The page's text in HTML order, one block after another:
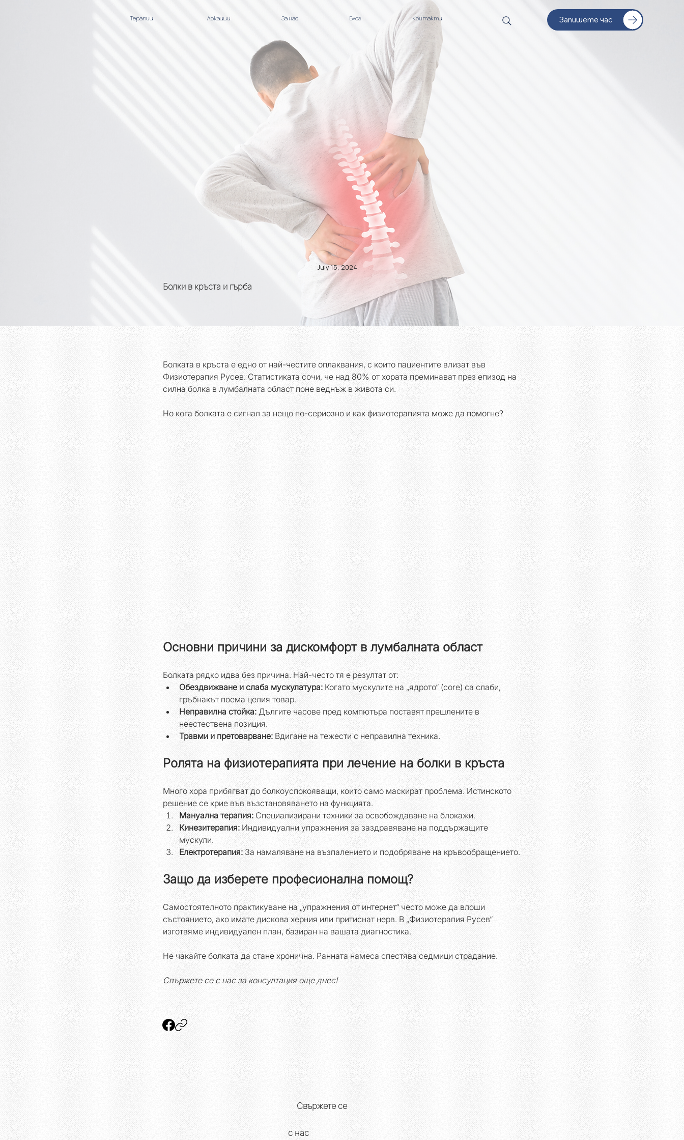
Запишете час
Терапии Локации За нас Блог Контакти
July 15, 2024
Болки в кръста и гърба
Болката в кръста е едно от най-честите оплаквания, с които пациентите влизат във
Физиотерапия Русев. Статистиката сочи, че над 80% от хората преминават през епизод на
силна болка в лумбалната област поне веднъж в живота си.
Но кога болката е сигнал за нещо по-сериозно и как физиотерапията може да помогне?
Основни причини за дискомфорт в лумбалната област
Болката рядко идва без причина. Най-често тя е резултат от:
Обездвижване и слаба мускулатура: Когато мускулите на „ядрото“ (core) са слаби,
гръбнакът поема целия товар.
Неправилна стойка: Дългите часове пред компютъра поставят прешлените в
неестествена позиция.
Травми и претоварване: Вдигане на тежести с неправилна техника.
Ролята на физиотерапията при лечение на болки в кръста
Много хора прибягват до болкоуспокояващи, които само маскират проблема. Истинското
решение се крие във възстановяването на функцията.
Мануална терапия: Специализирани техники за освобождаване на блокажи.
Кинезитерапия: Индивидуални упражнения за заздравяване на поддържащите
мускули.
Електротерапия: За намаляване на възпалението и подобряване на кръвообращението.
Защо да изберете професионална помощ?
Самостоятелното практикуване на „упражнения от интернет“ често може да влоши
състоянието, ако имате дискова херния или притиснат нерв. В „Физиотерапия Русев“
изготвяме индивидуален план, базиран на вашата диагностика.
Не чакайте болката да стане хронична. Ранната намеса спестява седмици страдание.
Свържете се с нас за консултация още днес!
Свържете се
с нас